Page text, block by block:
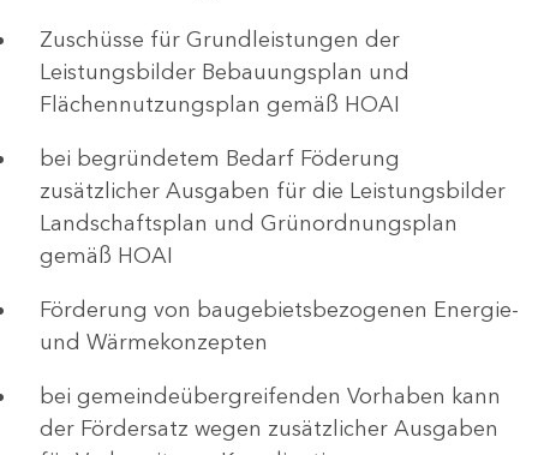
Zuschüsse für Grundleistungen der
Leistungsbilder Bebauungsplan und
Flächennutzungsplan gemäß HOAI
bei begründetem Bedarf Föderung
zusätzlicher Ausgaben für die Leistungsbilder
Landschaftsplan und Grünordnungsplan
gemäß HOAI
Förderung von baugebietsbezogenen Energie-
und Wärmekonzepten
bei gemeindeübergreifenden Vorhaben kann
der Fördersatz wegen zusätzlicher Ausgaben